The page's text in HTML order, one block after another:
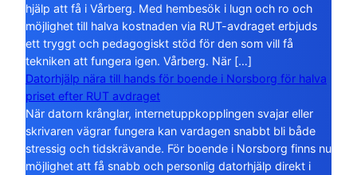
hjälp att få i Vårberg. Med hembesök i lugn och ro och
möjlighet till halva kostnaden via RUT-avdraget erbjuds
ett tryggt och pedagogiskt stöd för den som vill få
tekniken att fungera igen. Vårberg. När […]
Datorhjälp nära till hands för boende i Norsborg för halva
priset efter RUT avdraget
När datorn krånglar, internetuppkopplingen svajar eller
skrivaren vägrar fungera kan vardagen snabbt bli både
stressig och tidskrävande. För boende i Norsborg finns nu
möjlighet att få snabb och personlig datorhjälp direkt i